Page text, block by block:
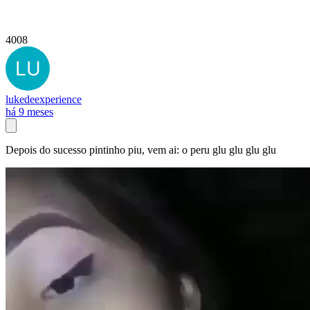
4008
lukedeexperience
há 9 meses
Depois do sucesso pintinho piu, vem ai: o peru glu glu glu glu